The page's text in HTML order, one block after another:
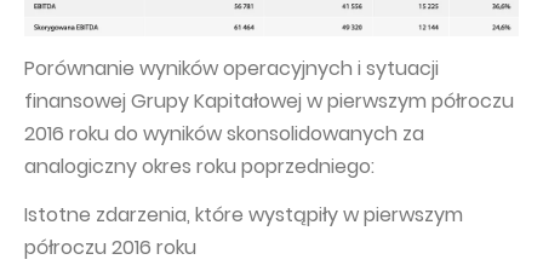
Porównanie wyników operacyjnych i sytuacji
finansowej Grupy Kapitałowej w pierwszym półroczu
2016 roku do wyników skonsolidowanych za
analogiczny okres roku poprzedniego:
Istotne zdarzenia, które wystąpiły w pierwszym
półroczu 2016 roku